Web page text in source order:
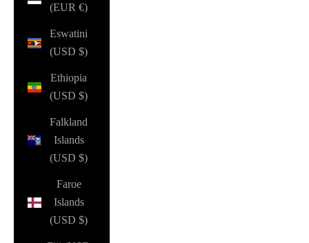
(EUR €)
Eswatini
(USD $)
Ethiopia
(USD $)
Falkland
Islands
(USD $)
Faroe
Islands
(USD $)